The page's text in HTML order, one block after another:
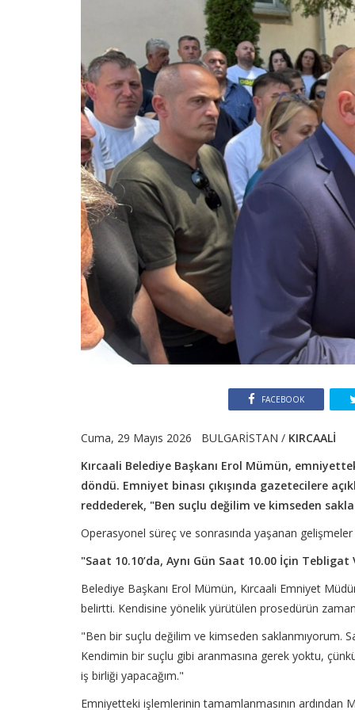
FACEBOOK
Cuma, 29 Mayıs 2026 BULGARİSTAN / KIRCAALİ
Kırcaali Belediye Başkanı Erol Mümün,
döndü. Emniyet binası çıkışında gazetecilere
reddederek, "Ben suçlu değilim ve kimseden
Operasyonel süreç ve sonrasında yaşanan
"Saat 10.10’da, Aynı Gün Saat 10.00 İçin
Belediye Başkanı Erol Mümün, Kırcaali Emniyet
belirtti. Kendisine yönelik yürütülen prosedürün
"Ben bir suçlu değilim ve kimseden saklanmıyorum.
Kendimin bir suçlu gibi aranmasına gerek yoktu,
iş birliği yapacağım."
Emniyetteki işlemlerinin tamamlanmasının ardından